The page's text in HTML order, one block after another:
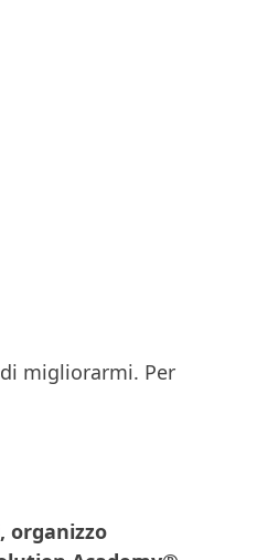
migliorarmi. Per
organizzo